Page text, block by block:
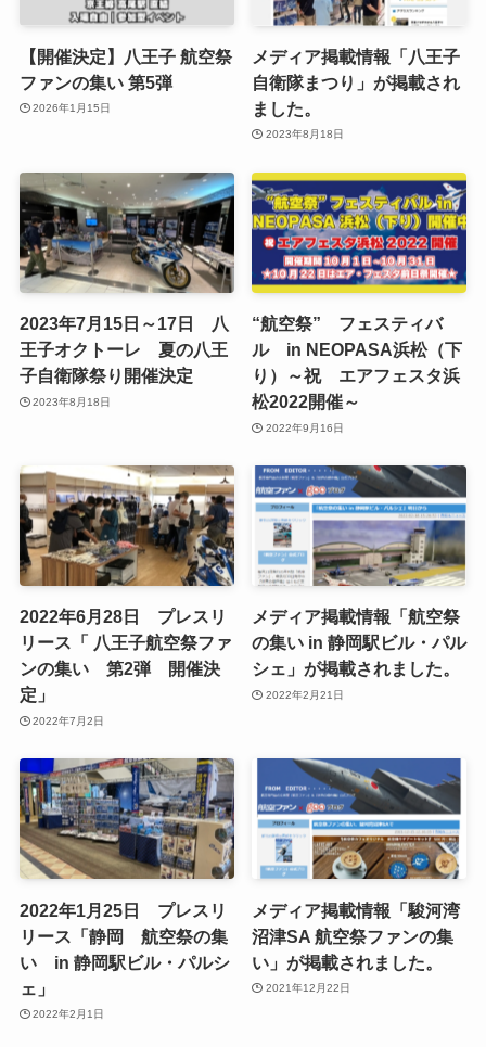
【開催決定】八王子 航空祭
ファンの集い 第5弾
2026年1月15日
メディア掲載情報「八王子
自衛隊まつり」が掲載され
ました。
2023年8月18日
2023年7月15日～17日 八
王子オクトーレ 夏の八王
子自衛隊祭り開催決定
2023年8月18日
“航空祭” フェスティバ
ル in NEOPASA浜松（下
り）～祝 エアフェスタ浜
松2022開催～
2022年9月16日
2022年6月28日 プレスリ
リース「 八王子航空祭ファ
ンの集い 第2弾 開催決
定」
2022年7月2日
メディア掲載情報「航空祭
の集い in 静岡駅ビル・パル
シェ」が掲載されました。
2022年2月21日
2022年1月25日 プレスリ
リース「静岡 航空祭の集
い in 静岡駅ビル・パルシ
ェ」
2022年2月1日
メディア掲載情報「駿河湾
沼津SA 航空祭ファンの集
い」が掲載されました。
2021年12月22日